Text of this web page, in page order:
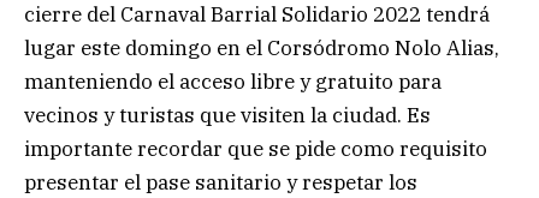
cierre del Carnaval Barrial Solidario 2022 tendrá
lugar este domingo en el Corsódromo Nolo Alias,
manteniendo el acceso libre y gratuito para
vecinos y turistas que visiten la ciudad. Es
importante recordar que se pide como requisito
presentar el pase sanitario y respetar los